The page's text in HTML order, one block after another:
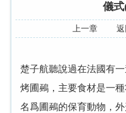
儀
上一章
楚子航聽說過在法國有
烤圃鵐，主要食材是一
名爲圃鵐的保育動物，